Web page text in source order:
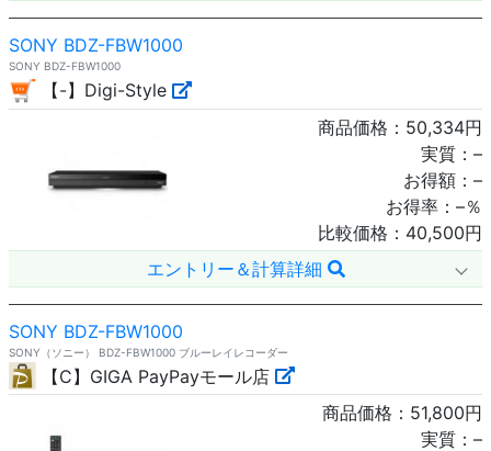
SONY BDZ-FBW1000
SONY BDZ-FBW1000
【-】Digi-Style
商品価格： 50,334円
実質： –
お得額： –
お得率： –％
比較価格： 40,500円
エントリー＆計算詳細
SONY BDZ-FBW1000
SONY（ソニー） BDZ-FBW1000 ブルーレイレコーダー
【C】GIGA PayPayモール店
商品価格： 51,800円
実質： –